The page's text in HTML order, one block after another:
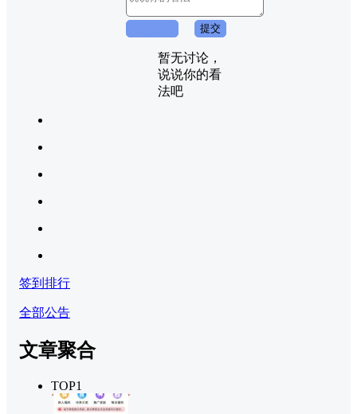
提交
暂无讨论，
说说你的看
法吧
签到排行
全部公告
文章聚合
TOP1